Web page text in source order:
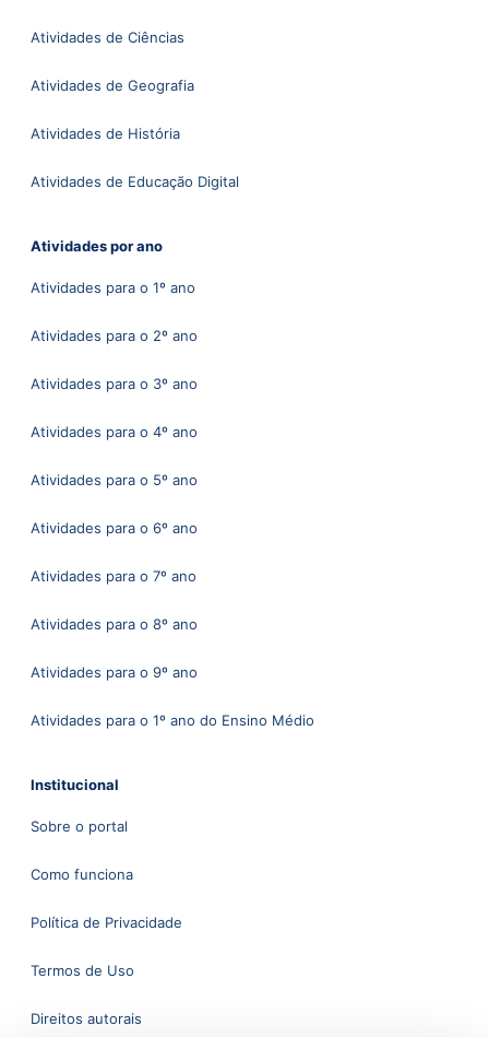
Atividades de Ciências
Atividades de Geografia
Atividades de História
Atividades de Educação Digital
Atividades por ano
Atividades para o 1º ano
Atividades para o 2º ano
Atividades para o 3º ano
Atividades para o 4º ano
Atividades para o 5º ano
Atividades para o 6º ano
Atividades para o 7º ano
Atividades para o 8º ano
Atividades para o 9º ano
Atividades para o 1º ano do Ensino Médio
Institucional
Sobre o portal
Como funciona
Política de Privacidade
Termos de Uso
Direitos autorais